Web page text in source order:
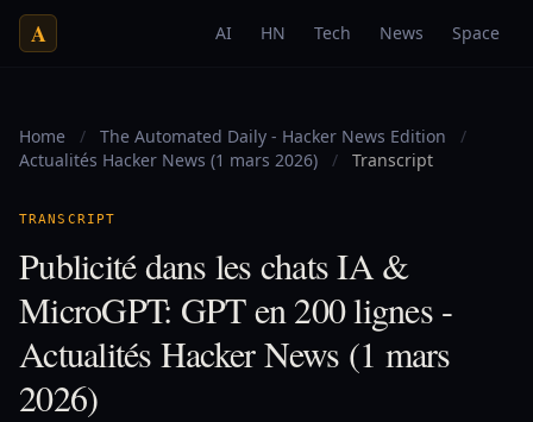
A AI HN Tech News Space
Home / The Automated Daily - Hacker News Edition
/
Actualités Hacker News (1 mars 2026)
/ Transcript
TRANSCRIPT
Publicité dans les chats IA &
MicroGPT: GPT en 200 lignes -
Actualités Hacker News (1 mars
2026)